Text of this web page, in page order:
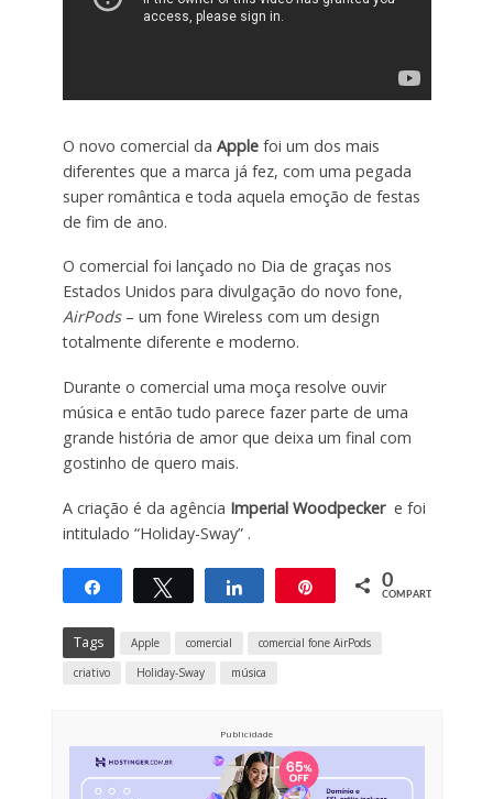
O novo comercial da Applefoi um dos mais
diferentes que a marca já fez, com uma pegada
super romântica e toda aquela emoção de festas
de fim de ano.
O comercial foi lançado no Dia de graças nos
Estados Unidos para divulgação do novo fone,
AirPods– um fone Wireless com um design
totalmente diferente e moderno.
Durante o comercial uma moça resolve ouvir
música e então tudo parece fazer parte de uma
grande história de amor que deixa um final com
gostinho de quero mais.
A criação é da agência Imperial Woodpeckere foi
intitulado “Holiday-Sway” .
CompartilharTwittar Compartilhar 0
COMPART.
Tags Apple comercial
comercial fone AirPods
criativo
Holiday-Sway música
Publicidade